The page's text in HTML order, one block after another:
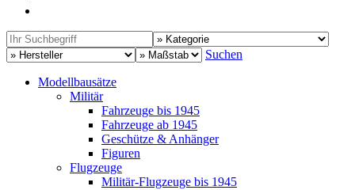
Suchen
Modellbausätze
Militär
Fahrzeuge bis 1945
Fahrzeuge ab 1945
Geschütze & Anhänger
Figuren
Flugzeuge
Militär-Flugzeuge bis 1945